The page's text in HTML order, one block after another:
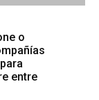
o
entre